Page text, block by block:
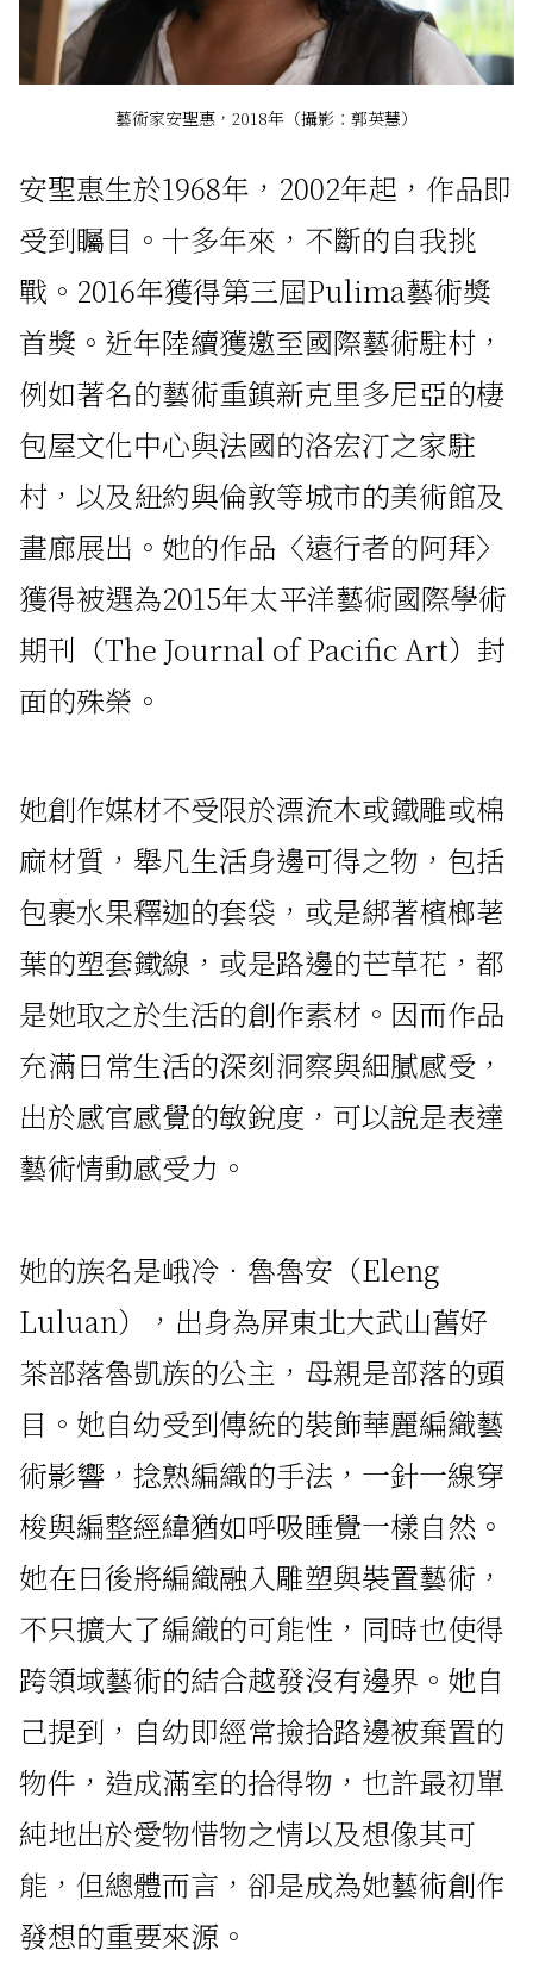
藝術家安聖惠，2018年（攝影：郭英慧）
安聖惠生於1968年，2002年起，作品即
受到矚目。十多年來，不斷的自我挑
戰。2016年獲得第三屆Pulima藝術獎
首獎。近年陸續獲邀至國際藝術駐村，
例如著名的藝術重鎮新克里多尼亞的棲
包屋文化中心與法國的洛宏汀之家駐
村，以及紐約與倫敦等城市的美術館及
畫廊展出。她的作品〈遠行者的阿拜〉
獲得被選為2015年太平洋藝術國際學術
期刊（The Journal of Pacific Art）封
面的殊榮。
她創作媒材不受限於漂流木或鐵雕或棉
麻材質，舉凡生活身邊可得之物，包括
包裹水果釋迦的套袋，或是綁著檳榔荖
葉的塑套鐵線，或是路邊的芒草花，都
是她取之於生活的創作素材。因而作品
充滿日常生活的深刻洞察與細膩感受，
出於感官感覺的敏銳度，可以說是表達
藝術情動感受力。
她的族名是峨冷‧魯魯安（Eleng
Luluan），出身為屏東北大武山舊好
茶部落魯凱族的公主，母親是部落的頭
目。她自幼受到傳統的裝飾華麗編織藝
術影響，捻熟編織的手法，一針一線穿
梭與編整經緯猶如呼吸睡覺一樣自然。
她在日後將編織融入雕塑與裝置藝術，
不只擴大了編織的可能性，同時也使得
跨領域藝術的結合越發沒有邊界。她自
己提到，自幼即經常撿拾路邊被棄置的
物件，造成滿室的拾得物，也許最初單
純地出於愛物惜物之情以及想像其可
能，但總體而言，卻是成為她藝術創作
發想的重要來源。